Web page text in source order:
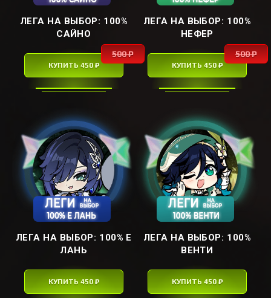
ЛЕГА НА ВЫБОР: ㅤ100%
САЙНОㅤ
КУПИТЬ 450 ₽
500 ₽
ЛЕГА НА ВЫБОР: ㅤ100%
НЕФЕРㅤ
КУПИТЬ 450 ₽
500 ₽
ЛЕГА НА ВЫБОР: ㅤ100% Е
ЛАНЬㅤ
КУПИТЬ 450 ₽
ЛЕГА НА ВЫБОР: ㅤ100%
ВЕНТИㅤ
КУПИТЬ 450 ₽